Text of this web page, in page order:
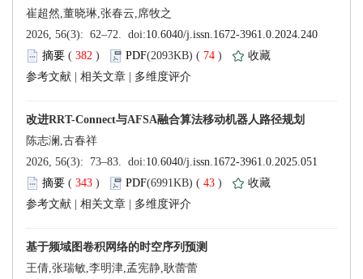
382 ) 74 )
|
|
343 ) 43 )
|
|